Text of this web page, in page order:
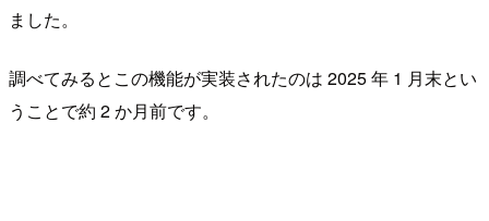
ました。
調べてみるとこの機能が実装されたのは 2025 年 1 月末とい
うことで約 2 か月前です。